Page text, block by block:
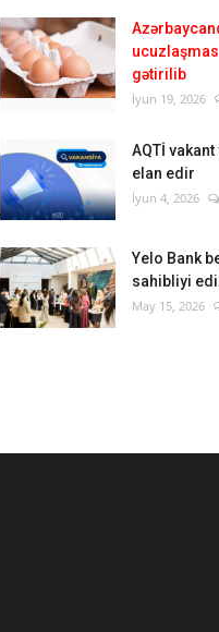
gətirilib
İyun 19, 2026
AQTİ vakant
elan edir
İyun 4, 2026
Yelo Bank
sahibliyi
May 15, 2026